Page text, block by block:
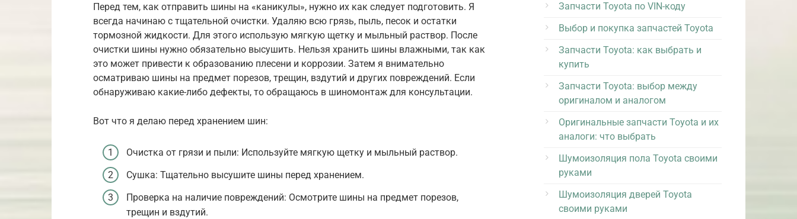
Перед тем, как отправить шины на «каникулы», нужно их как следует подготовить. Я
всегда начинаю с тщательной очистки. Удаляю всю грязь, пыль, песок и остатки
тормозной жидкости. Для этого использую мягкую щетку и мыльный раствор. После
очистки шины нужно обязательно высушить. Нельзя хранить шины влажными, так как
это может привести к образованию плесени и коррозии. Затем я внимательно
осматриваю шины на предмет порезов, трещин, вздутий и других повреждений. Если
обнаруживаю какие-либо дефекты, то обращаюсь в шиномонтаж для консультации.
Вот что я делаю перед хранением шин:
Очистка от грязи и пыли: Используйте мягкую щетку и мыльный раствор.
Сушка: Тщательно высушите шины перед хранением.
Проверка на наличие повреждений: Осмотрите шины на предмет порезов,
трещин и вздутий.
Запчасти Toyota по VIN-коду
Выбор и покупка запчастей Toyota
Запчасти Toyota: как выбрать и
купить
Запчасти Toyota: выбор между
оригиналом и аналогом
Оригинальные запчасти Toyota и их
аналоги: что выбрать
Шумоизоляция пола Toyota своими
руками
Шумоизоляция дверей Toyota
своими руками